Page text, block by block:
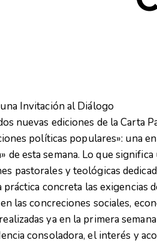
Invitación al Diálogo
nuevas ediciones de la Carta
políticas populares»: una
de esta semana. Lo que
pastorales y teológicas
concreta las exigencias
las concreciones sociales,
ya en la primera
consoladora, el interés y